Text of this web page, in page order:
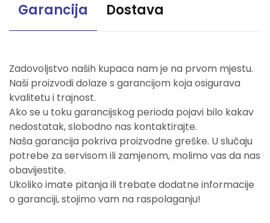
Garancija Dostava
Zadovoljstvo naših kupaca nam je na prvom mjestu.
Naši proizvodi dolaze s garancijom koja osigurava
kvalitetu i trajnost.
Ako se u toku garancijskog perioda pojavi bilo kakav
nedostatak, slobodno nas kontaktirajte.
Naša garancija pokriva proizvodne greške. U slučaju
potrebe za servisom ili zamjenom, molimo vas da nas
obavijestite.
Ukoliko imate pitanja ili trebate dodatne informacije
o garanciji, stojimo vam na raspolaganju!